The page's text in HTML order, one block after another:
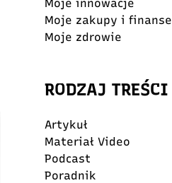
Moje innowacje
Moje zakupy i finanse
Moje zdrowie
RODZAJ TREŚCI
Artykuł
Materiał Video
Podcast
Poradnik